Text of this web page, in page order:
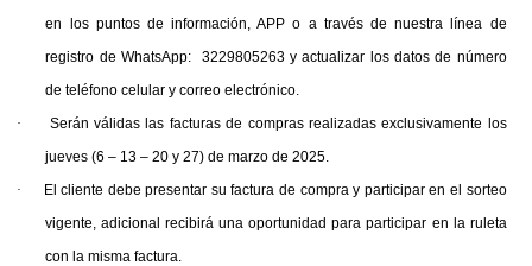
en los puntos de información, APP o a través de nuestra línea de
registro de WhatsApp: 3229805263 y actualizar los datos de número
de teléfono celular y correo electrónico.
·
Serán válidas las facturas de compras realizadas exclusivamente los
jueves (6 – 13 – 20 y 27) de marzo de 2025.
·
El cliente debe presentar su factura de compra y participar en el sorteo
vigente, adicional recibirá una oportunidad para participar en la ruleta
con la misma factura.